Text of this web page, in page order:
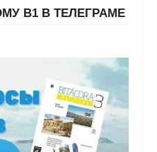
В1 В ТЕЛЕГРАМЕ